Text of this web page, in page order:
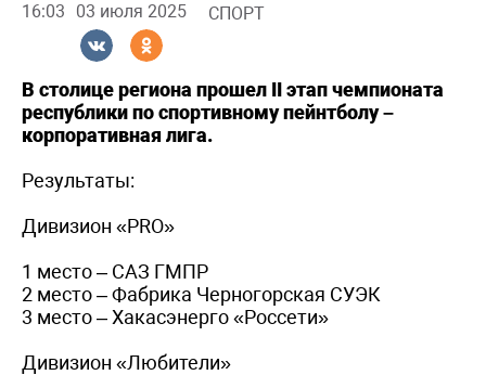
16:03 03 июля 2025 СПОРТ
В столице региона прошел II этап чемпионата
республики по спортивному пейнтболу –
корпоративная лига.
Результаты:
Дивизион «PRO»
1 место – САЗ ГМПР
2 место – Фабрика Черногорская СУЭК
3 место – Хакасэнерго «Россети»
Дивизион «Любители»